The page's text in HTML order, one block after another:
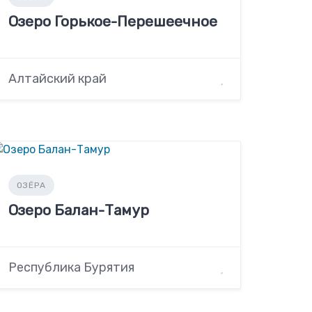
Озеро Горькое-Перешеечное
Алтайский край
ОЗЁРА
Озеро Балан-Тамур
Республика Бурятия